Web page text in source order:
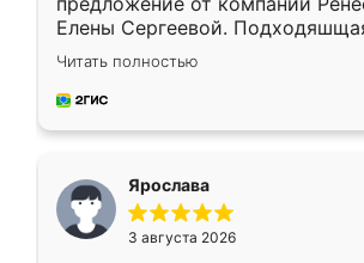
Елены Сергеевой.
короткие сроки изготовления.
для замера сотрудник Владислав
предложил по моему эскизу
Читать полностью
Ярослава
3 августа 2026